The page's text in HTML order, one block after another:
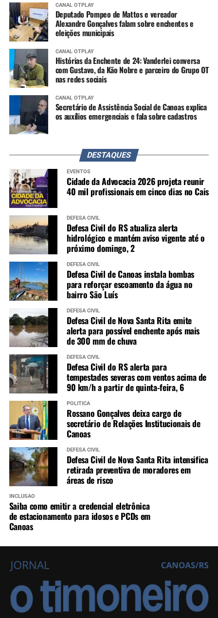
CANAL OTPLAY
Deputado Pompeo de Mattos e vereador
Alexandre Gonçalves falam sobre enchentes e
eleições municipais
CANAL OTPLAY
Histórias da Enchente de 24: Vanderlei conversa
com Gustavo, da Kão Nobre e parceiro do Grupo OT
nas redes sociais
CANAL OTPLAY
Secretário de Assistência Social de Canoas explica
os auxílios emergenciais e fala sobre cadastros
DESTAQUES
EVENTOS
Cidade da Advocacia 2026 projeta reunir
40 mil profissionais em cinco dias no Cais
DEFESA CIVIL
Defesa Civil do RS atualiza alerta
hidrológico e mantém aviso vigente até o
próximo domingo, 2
DEFESA CIVIL
Defesa Civil de Canoas instala bombas
para reforçar escoamento da água no
bairro São Luís
DEFESA CIVIL
Defesa Civil de Nova Santa Rita emite
alerta para possível enchente após mais
de 300 mm de chuva
DEFESA CIVIL
Defesa Civil do RS alerta para
tempestades severas com ventos acima de
90 km/h a partir de quinta-feira, 6
POLÍTICA
Rossano Gonçalves deixa cargo de
secretário de Relações Institucionais de
Canoas
DEFESA CIVIL
Defesa Civil de Nova Santa Rita intensifica
retirada preventiva de moradores em
áreas de risco
INCLUSÃO
Saiba como emitir a credencial eletrônica
de estacionamento para idosos e PCDs em
Canoas